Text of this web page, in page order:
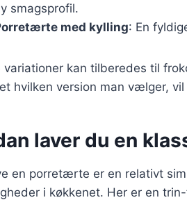
smagsprofil.
med kylling: En
variationer kan tilberedes til
hvilken version man vælger,
laver du en
en porretærte er en relativt
i køkkenet. Her er en